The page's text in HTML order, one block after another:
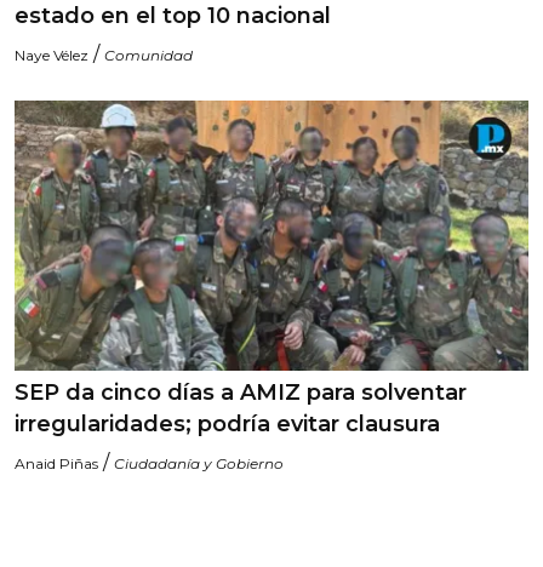
estado en el top 10 nacional
Naye Vélez / Comunidad
SEP da cinco días a AMIZ para solventar
irregularidades; podría evitar clausura
Anaid Piñas / Ciudadanía y Gobierno